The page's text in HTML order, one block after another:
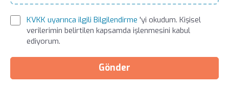
KVKK uyarınca ilgili Bilgilendirme 'yi okudum. Kişisel
verilerimin belirtilen kapsamda işlenmesini kabul
ediyorum.
Gönder